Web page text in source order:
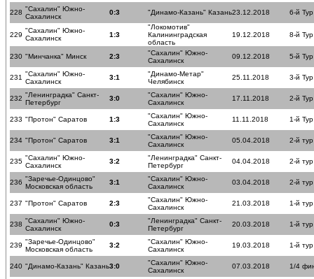
228 "Сахалин" Южно-
Сахалинск
0:3 "Динамо-Казань" Казань23.12.2018 6-й Тур
229
"Сахалин" Южно-
Сахалинск
1:3
"Локомотив"
Калининградская
область
19.12.2018 8-й Тур
230 "Минчанка" Минск 2:3
"Сахалин" Южно-
Сахалинск
09.12.2018 5-й Тур
231 "Сахалин" Южно-
Сахалинск
3:1
"Динамо-Метар"
Челябинск
25.11.2018 3-й Тур
232 "Ленинградка" Санкт-
Петербург
3:0
"Сахалин" Южно-
Сахалинск
17.11.2018 2-й Тур
233 "Протон" Саратов 1:3
"Сахалин" Южно-
Сахалинск
11.11.2018 1-й Тур
234 "Протон" Саратов 3:1
"Сахалин" Южно-
Сахалинск
05.04.2018 2-й
235 "Сахалин" Южно-
Сахалинск
3:2
"Ленинградка" Санкт-
Петербург
04.04.2018 2-й
236 "Заречье-Одинцово"
Московская область
3:1
"Сахалин" Южно-
Сахалинск
03.04.2018 2-й
237 "Протон" Саратов 2:3
"Сахалин" Южно-
Сахалинск
21.03.2018 1-й
238 "Сахалин" Южно-
Сахалинск
0:3
"Ленинградка" Санкт-
Петербург
20.03.2018 1-й
239 "Заречье-Одинцово"
Московская область
3:2
"Сахалин" Южно-
Сахалинск
19.03.2018 1-й
240 "Динамо-Казань" Казань3:0
"Сахалин" Южно-
Сахалинск
07.03.2018 1/4